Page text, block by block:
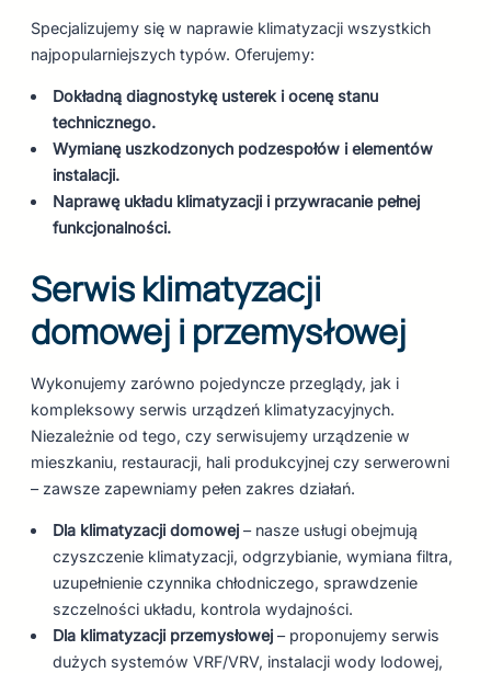
Specjalizujemy się w naprawie klimatyzacji wszystkich
najpopularniejszych typów. Oferujemy:
Dokładną diagnostykę usterek i ocenę stanu
technicznego.
Wymianę uszkodzonych podzespołów i elementów
instalacji.
Naprawę układu klimatyzacji i przywracanie pełnej
funkcjonalności.
Serwis klimatyzacji
domowej i przemysłowej
Wykonujemy zarówno pojedyncze przeglądy, jak i
kompleksowy serwis urządzeń klimatyzacyjnych.
Niezależnie od tego, czy serwisujemy urządzenie w
mieszkaniu, restauracji, hali produkcyjnej czy serwerowni
– zawsze zapewniamy pełen zakres działań.
Dla klimatyzacji domowej – nasze usługi obejmują
czyszczenie klimatyzacji, odgrzybianie, wymiana filtra,
uzupełnienie czynnika chłodniczego, sprawdzenie
szczelności układu, kontrola wydajności.
Dla klimatyzacji przemysłowej – proponujemy serwis
dużych systemów VRF/VRV, instalacji wody lodowej,